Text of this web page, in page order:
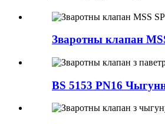
Зваротны клапан
BS 5153 PN16